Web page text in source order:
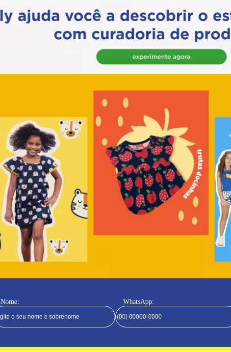
Nome: WhatsApp: